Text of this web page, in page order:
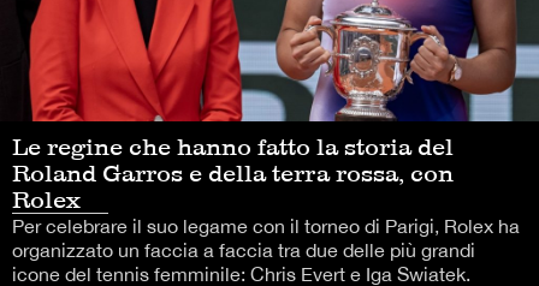
Le regine che hanno fatto la storia del
Roland Garros e della terra rossa, con
Rolex
Per celebrare il suo legame con il torneo di Parigi, Rolex ha
organizzato un faccia a faccia tra due delle più grandi
icone del tennis femminile: Chris Evert e Iga Swiatek.